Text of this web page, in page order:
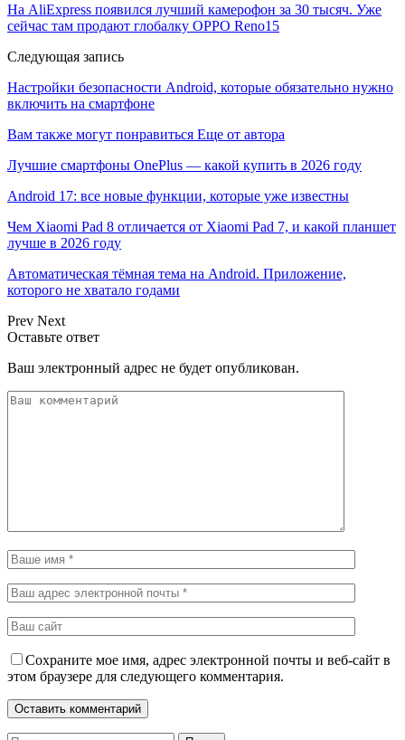
На AliExpress появился лучший камерофон за 30 тысяч. Уже
сейчас там продают глобалку OPPO Reno15
Следующая запись
Настройки безопасности Android, которые обязательно нужно
включить на смартфоне
Вам также могут понравиться Еще от автора
Лучшие смартфоны OnePlus — какой купить в 2026 году
Android 17: все новые функции, которые уже известны
Чем Xiaomi Pad 8 отличается от Xiaomi Pad 7, и какой планшет
лучше в 2026 году
Автоматическая тёмная тема на Android. Приложение,
которого не хватало годами
Prev Next
Оставьте ответ
Ваш электронный адрес не будет опубликован.
Сохраните мое имя, адрес электронной почты и веб-сайт в
этом браузере для следующего комментария.